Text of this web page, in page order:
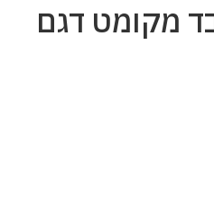
מקומט דגם